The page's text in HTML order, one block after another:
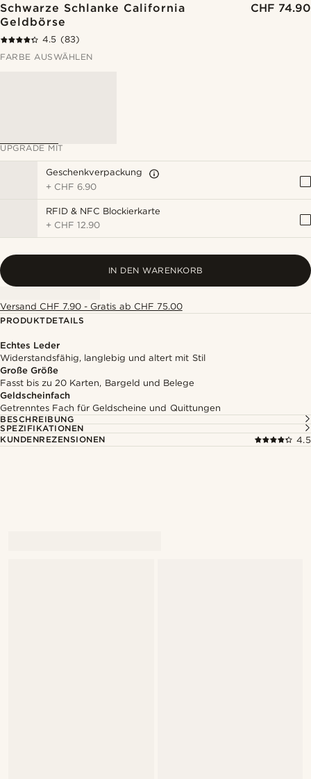
Schwarze Schlanke California
Geldbörse
CHF 74.90
4.5 (83)
FARBE AUSWÄHLEN
UPGRADE MIT
Geschenkverpackung
+ CHF 6.90
RFID & NFC Blockierkarte
+ CHF 12.90
IN DEN WARENKORB
Versand CHF 7.90 - Gratis ab CHF 75.00
PRODUKTDETAILS
Echtes Leder
Widerstandsfähig, langlebig und altert mit Stil
Große Größe
Fasst bis zu 20 Karten, Bargeld und Belege
Geldscheinfach
Getrenntes Fach für Geldscheine und Quittungen
BESCHREIBUNG
SPEZIFIKATIONEN
KUNDENREZENSIONEN
4.5